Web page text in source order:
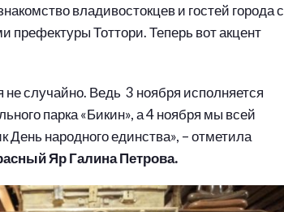
владивостокцев и гостей города с
Тоттори. Теперь вот акцент
не случайно. Ведь 3 ноября исполняется
парка «Бикин», а 4 ноября мы всей
народного единства», – отметила
Яр Галина Петрова.